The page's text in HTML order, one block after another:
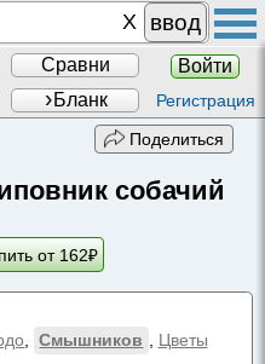
ввод
Сравни
Войти
Бланк Регистрация
Поделиться
собачий
от162₽
Смышников
Цветы